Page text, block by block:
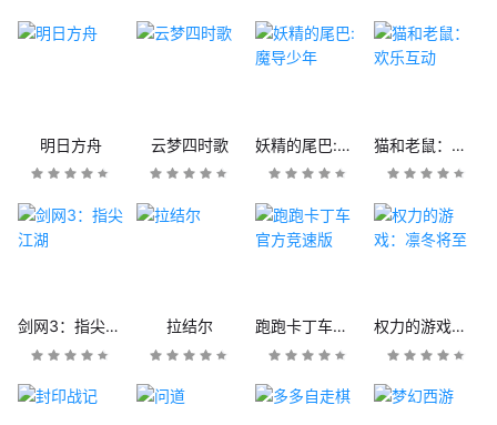
明日方舟 云梦四时歌 妖精的尾巴:魔导少年 猫和老鼠：欢乐互动
剑网3：指尖江湖 拉结尔 跑跑卡丁车官方竞速版 权力的游戏：凛冬将至